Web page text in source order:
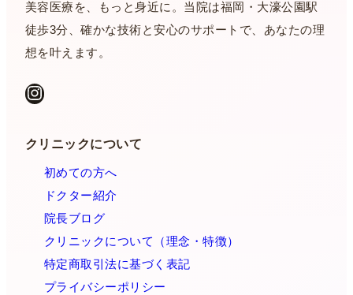
美容医療を、もっと身近に。当院は福岡・大濠公園駅
徒歩3分、確かな技術と安心のサポートで、あなたの理
想を叶えます。
Instagram
クリニックについて
初めての方へ
ドクター紹介
院長ブログ
クリニックについて（理念・特徴）
特定商取引法に基づく表記
プライバシーポリシー